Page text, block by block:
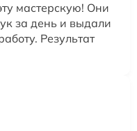
мастерскую! Они
за день и выдали
Результат